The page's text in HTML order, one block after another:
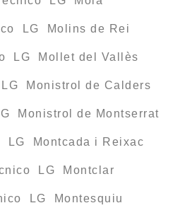
LG Molins de Rei
LG Mollet del Vallès
Monistrol de Calders
Monistrol de Montserrat
LG Montcada i Reixac
LG Montclar
LG Montesquiu